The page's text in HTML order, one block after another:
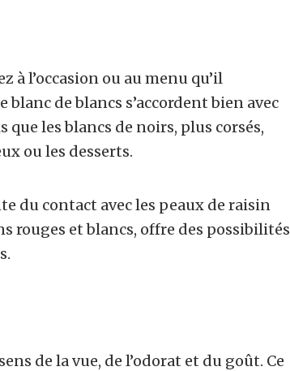
à l’occasion ou au menu qu’il
de blancs s’accordent bien avec
les blancs de noirs, plus corsés,
ou les desserts.
du contact avec les peaux de raisin
rouges et blancs, offre des possibilités
de la vue, de l’odorat et du goût. Ce